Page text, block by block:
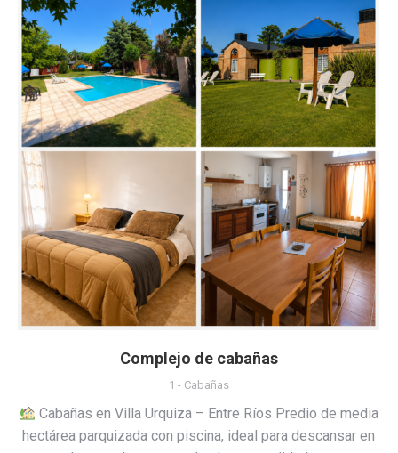
Complejo de cabañas
1 - Cabañas
Cabañas en Villa Urquiza – Entre Ríos Predio de media
hectárea parquizada con piscina, ideal para descansar en